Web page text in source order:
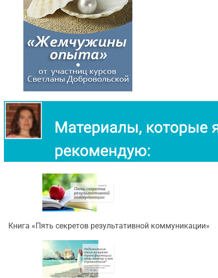
Книга «Пять секретов результативной коммуникации»